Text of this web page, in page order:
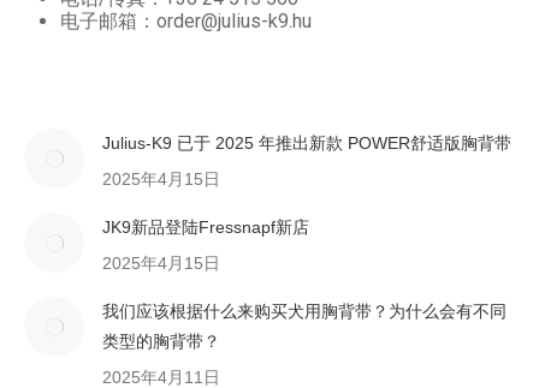
电子邮箱：order@julius-k9.hu
Julius-K9 已于 2025 年推出新款 POWER舒适版胸背带
2025年4月15日
JK9新品登陆Fressnapf新店
2025年4月15日
我们应该根据什么来购买犬用胸背带？为什么会有不同
类型的胸背带？
2025年4月11日